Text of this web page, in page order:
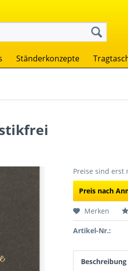
Ständerkonzepte
Preise sind erst
Preis nach
Merken
Artikel-Nr.:
Beschreibung